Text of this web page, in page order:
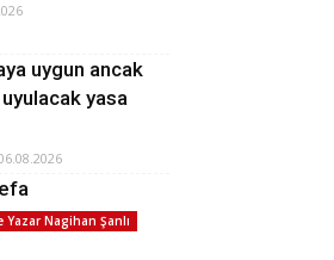
uygun ancak
yasa
Yazar Nagihan Şanlı